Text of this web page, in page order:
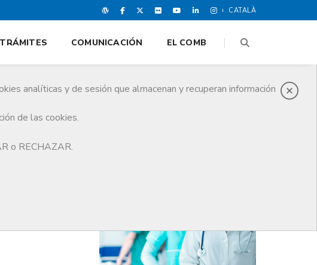
CATALÀ
analíticas y de sesión que almacenan y recuperan información
de las cookies.
o RECHAZAR.
TRÁMITES COMUNICACIÓN EL COMB
Médica